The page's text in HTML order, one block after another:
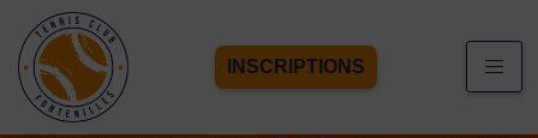
INSCRIPTIONS